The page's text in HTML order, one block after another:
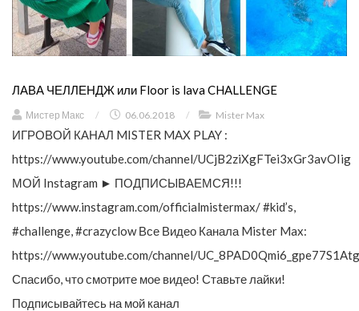
ЛАВА ЧЕЛЛЕНДЖ или Floor is lava CHALLENGE
Мистер Макс / 06.06.2018 / Mister Max
ИГРОВОЙ КАНАЛ MISTER MAX PLAY :
https://www.youtube.com/channel/UCjB2ziXgFTei3xGr3avOIig
МОЙ Instagram ► ПОДПИСЫВАЕМСЯ!!!
https://www.instagram.com/officialmistermax/ #kid’s,
#challenge, #crazyclow Все Видео Канала Mister Max:
https://www.youtube.com/channel/
Спасибо, что смотрите мое видео! Ставьте лайки!
Подписывайтесь на мой канал